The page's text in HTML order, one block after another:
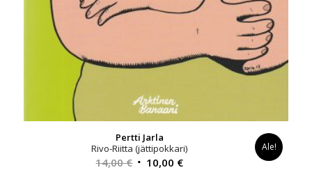
Pertti Jarla
Rivo-Riitta (jättipokkari)
14,00€ Alkuperäinen
10,00 €Nykyinen
Ale!